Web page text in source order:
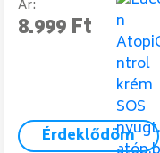
Ár:
8.999 Ft
Érdeklődöm